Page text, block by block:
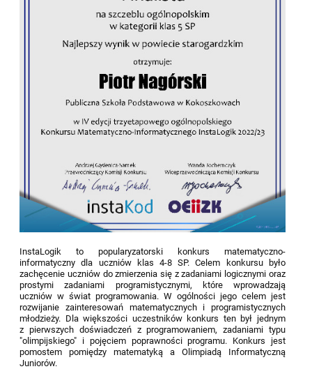
InstaLogik to popularyzatorski konkurs matematyczno-
informatyczny dla uczniów klas 4-8 SP. Celem konkursu było
zachęcenie uczniów do zmierzenia się z zadaniami logicznymi oraz
prostymi zadaniami programistycznymi, które wprowadzają
uczniów w świat programowania. W ogólności jego celem jest
rozwijanie zainteresowań matematycznych i programistycznych
młodzieży. Dla większości uczestników konkurs ten był jednym
z pierwszych doświadczeń z programowaniem, zadaniami typu
"olimpijskiego" i pojęciem poprawności programu. Konkurs jest
pomostem pomiędzy matematyką a Olimpiadą Informatyczną
Juniorów.